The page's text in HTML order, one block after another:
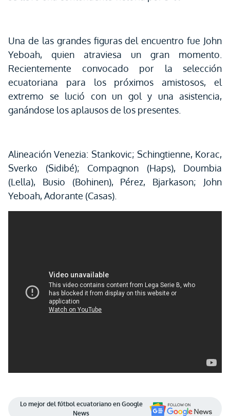
Una de las grandes figuras del encuentro fue John
Yeboah, quien atraviesa un gran momento.
Recientemente convocado por la selección
ecuatoriana para los próximos amistosos, el
extremo se lució con un gol y una asistencia,
ganándose los aplausos de los presentes.
Alineación Venezia: Stankovic; Schingtienne, Korac,
Sverko (Sidibé); Compagnon (Haps), Doumbia
(Lella), Busio (Bohinen), Pérez, Bjarkason; John
Yeboah, Adorante (Casas).
Lo mejor del fútbol ecuatoriano en Google
News